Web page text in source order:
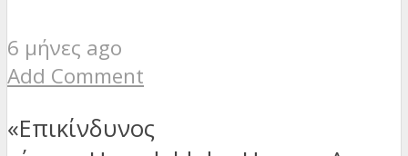
6 μήνες ago
Add Comment
«Επικίνδυνος